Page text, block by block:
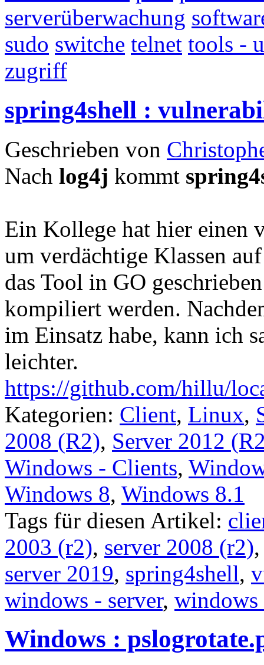
serverüberwachung
sudo switche telnet tools -
zugriff
spring4shell :
Geschrieben von
Nach log4j kommt
Ein Kollege hat hier einen
um verdächtige Klassen
das Tool in GO
kompiliert werden.
im Einsatz habe, kann ich
leichter.
https://github.com/hillu/
Kategorien: Client, Linux,
2008 (R2), Server 2012
Windows - Clients,
Windows 8, Windows 8.1
Tags für diesen Artikel:
2003 (r2), server 2008 (r2)
server 2019, spring4shell,
windows - server, windows
Windows :